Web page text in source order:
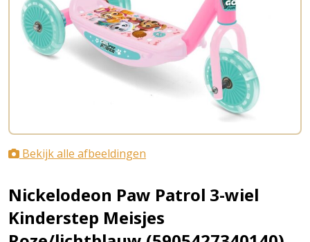
Bekijk alle afbeeldingen
Nickelodeon Paw Patrol 3-wiel
Kinderstep Meisjes